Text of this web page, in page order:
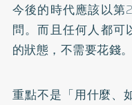
今後的時代應該以第
問。而且任何人都
的狀態，不需要花錢。
重點不是「用什麼、